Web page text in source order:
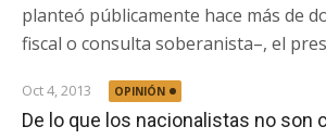
planteó públicamente hace más de
fiscal o consulta soberanista–, el
Oct 4, 2013 OPINIÓN
De lo que los nacionalistas no son